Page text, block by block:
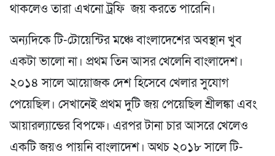
থাকলেও তারা এখনো ট্রফি জয় করতে পারেনি।
অন্যদিকে টি-টোয়েন্টির মঞ্চে বাংলাদেশের অবস্থান খুব
একটা ভালো না। প্রথম তিন আসর খেলেনি বাংলাদেশ।
২০১৪ সালে আয়োজক দেশ হিসেবে খেলার সুযোগ
পেয়েছিল। সেখানেই প্রথম দুটি জয় পেয়েছিল শ্রীলঙ্কা এবং
আয়ারল্যান্ডের বিপক্ষে। এরপর টানা চার আসরে খেলেও
একটি জয়ও পায়নি বাংলাদেশ। অথচ ২০১৮ সালে টি-